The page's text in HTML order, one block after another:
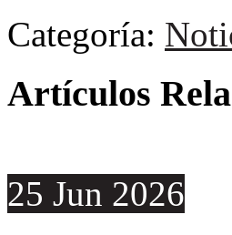
Categoría:
Artículos
25 Jun 2026